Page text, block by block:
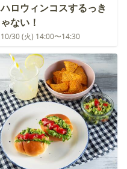
ハロウィンコスするっき
ゃない！
10/30 (火) 14:00〜14:30